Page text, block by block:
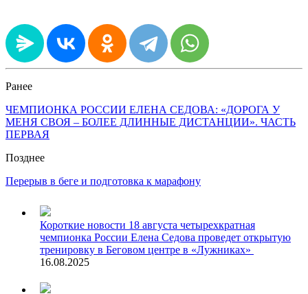
Ранее
ЧЕМПИОНКА РОССИИ ЕЛЕНА СЕДОВА: «ДОРОГА У
МЕНЯ СВОЯ – БОЛЕЕ ДЛИННЫЕ ДИСТАНЦИИ». ЧАСТЬ
ПЕРВАЯ
Позднее
Перерыв в беге и подготовка к марафону
Короткие новости 18 августа четырехкратная
чемпионка России Елена Седова проведет открытую
тренировку в Беговом центре в «Лужниках»
16.08.2025